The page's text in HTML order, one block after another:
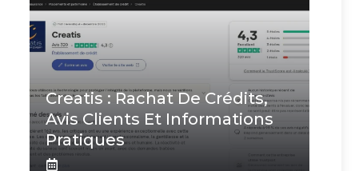
Creatis : Rachat De Crédits,
Avis Clients Et Informations
Pratiques